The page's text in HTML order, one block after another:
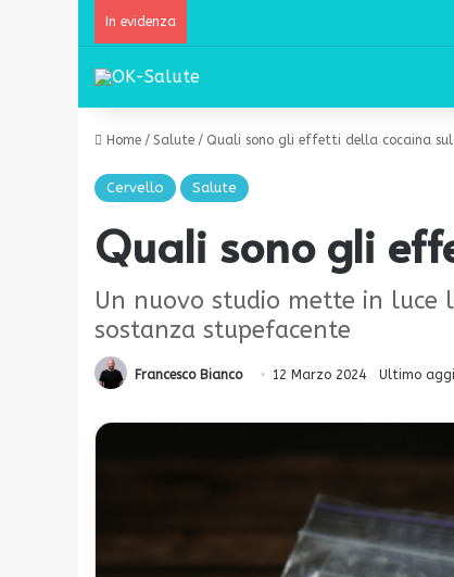
In evidenza
Home / Salute / Quali sono gli effetti della cocaina sul
Cervello Salute
Quali sono gli
Un nuovo studio mette in luce
sostanza stupefacente
Francesco Bianco 12 Marzo 2024 Ultimo